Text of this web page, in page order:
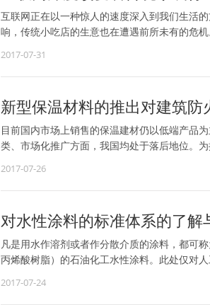
互联网正在以一种惊人的速度深入到我们生活
响，传统小吃店的生意也在遭遇前所未有的危
2017-07-31
新型保温材料的推出对建筑防
目前国内市场上销售的保温建材仍以低端产品
类、市场化推广方面，我国均处于落后地位。
2017-07-26
对水性涂料的标准体系的了解
凡是用水作溶剂或者作分散介质的涂料，都可
丙烯酸树脂）的石油化工水性涂料。此处仅对
2017-07-24